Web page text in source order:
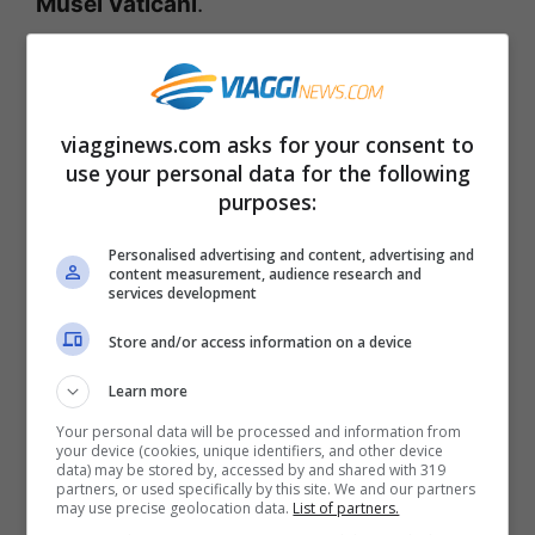
Oltre che per i clienti, la tariffa agevolata
sarà applicata anche a
dipendenti di Italo. Una vera occasione da
non perdere e una opportunità in più a tutti
il mezzo di trasporto più ecologico.
La città si Romaè servita da99
collegamenti giornalieri di Italo
dunque da raggiungere da gran parte
d’Italia.
viagginews.com asks for your consent to
use your personal data for the following
purposes:
Personalised advertising and content, advertising and
content measurement, audience research and
services development
Store and/or access information on a device
Learn more
Your personal data will be processed and information from
your device (cookies, unique identifiers, and other device
data) may be stored by, accessed by and shared with 319
partners, or used specifically by this site. We and our partners
may use precise geolocation data. List of partners.